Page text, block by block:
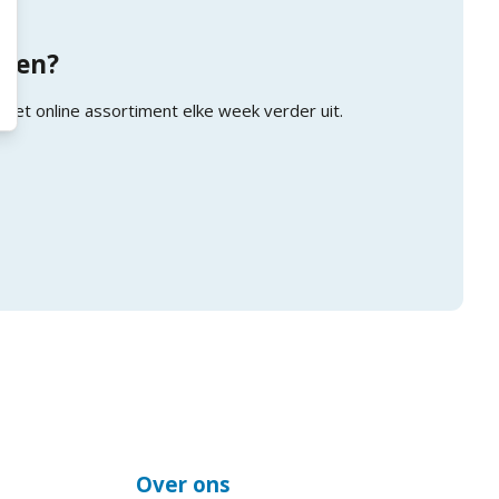
online assortiment elke week verder uit.
Over ons